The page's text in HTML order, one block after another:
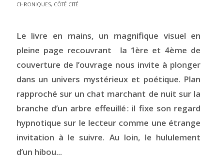
CHRONIQUES, CÔTÉ CITÉ
Le livre en mains, un magnifique visuel en
pleine page recouvrant la 1ère et 4ème de
couverture de l’ouvrage nous invite à plonger
dans un univers mystérieux et poétique. Plan
rapproché sur un chat marchant de nuit sur la
branche d’un arbre effeuillé : il fixe son regard
hypnotique sur le lecteur comme une étrange
invitation à le suivre. Au loin, le hululement
d’un hibou...